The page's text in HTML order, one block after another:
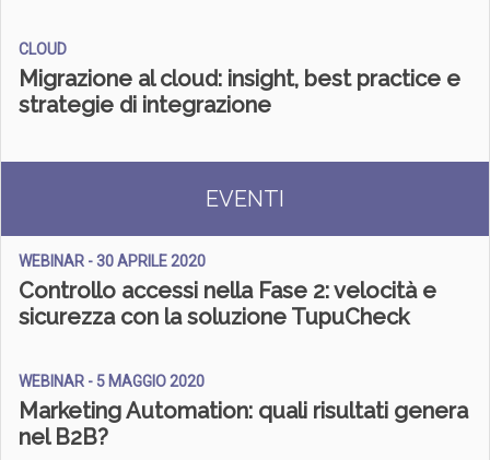
CLOUD
Migrazione al cloud: insight, best practice e
strategie di integrazione
EVENTI
WEBINAR - 30 APRILE 2020
Controllo accessi nella Fase 2: velocità e
sicurezza con la soluzione TupuCheck
WEBINAR - 5 MAGGIO 2020
Marketing Automation: quali risultati genera
nel B2B?